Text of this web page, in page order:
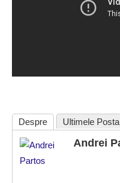
Despre Ultimele
Andrei